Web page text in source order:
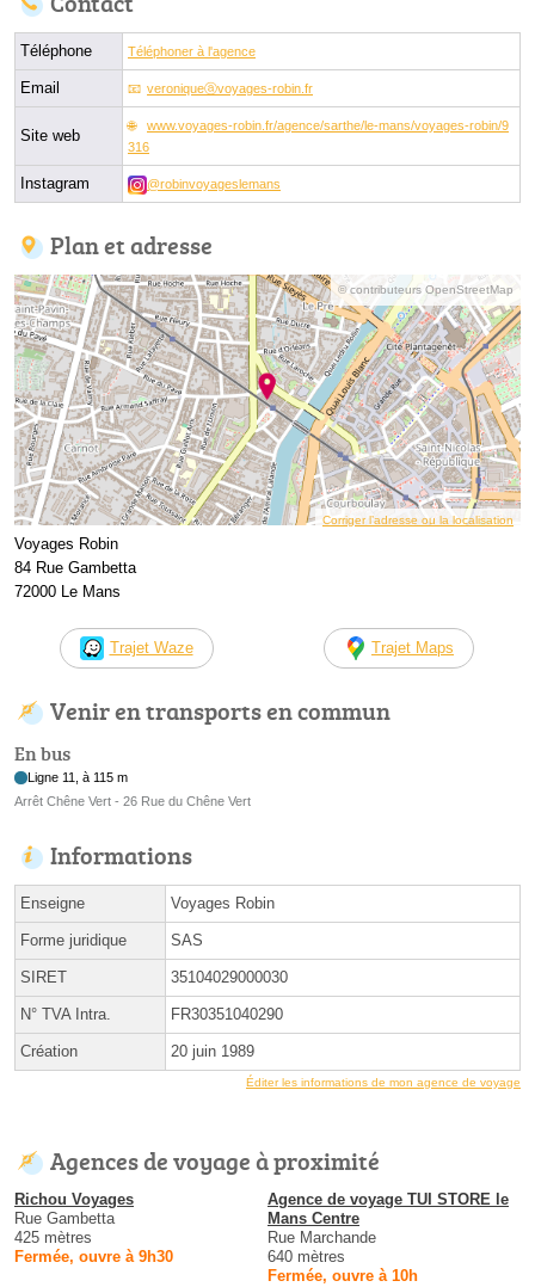
Téléphone Téléphoner à l'agence
Email veroniqueⓐvoyages-robin.fr
Site web
www.voyages-robin.fr/agence/sarthe/le-mans/voyages-robin/9
316
Instagram @robinvoyageslemans
Plan et adresse
© contributeurs OpenStreetMap
Corriger l’adresse ou la localisation
Voyages Robin
84 Rue Gambetta
72000 Le Mans
Trajet Waze Trajet Maps
Venir en transports en commun
En bus
Ligne 11, à 115 m
Arrêt Chêne Vert - 26 Rue du Chêne Vert
Informations
Enseigne Voyages Robin
Forme juridique SAS
SIRET 35104029000030
N° TVA Intra. FR30351040290
Création 20 juin 1989
Éditer les informations de mon agence de voyage
Agences de voyage à proximité
Richou Voyages
Rue Gambetta
425 mètres
Fermée, ouvre à 9h30
Agence de voyage TUI STORE le
Mans Centre
Rue Marchande
640 mètres
Fermée, ouvre à 10h